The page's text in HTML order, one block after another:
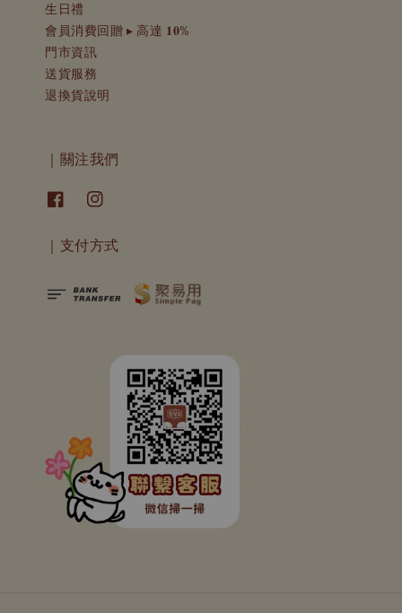
生日禮
會員消費回贈 ▸ 高達 𝟏𝟎%
門市資訊
送貨服務
退換貨說明
｜關注我們
｜支付方式